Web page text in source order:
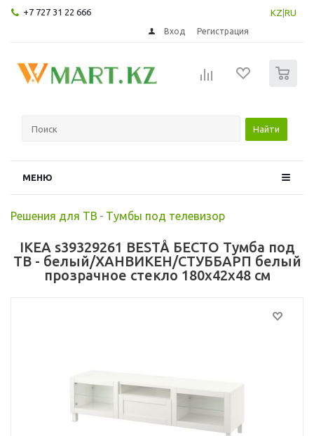
+7 727 31 22 666 KZ RU
Вход Регистрация
Найти
МЕНЮ
Решения для ТВ - Тумбы под телевизор
IKEA s39329261 BESTÅ БЕСТО Тумба под
ТВ - белый/ХАНВИКЕН/СТУББАРП белый
прозрачное стекло 180x42x48 см